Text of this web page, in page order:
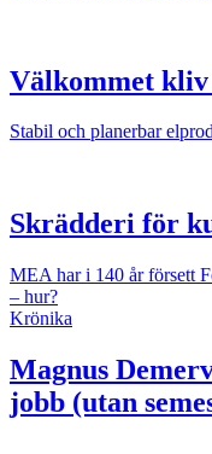
Välkommet
Stabil och planerbar
Skrädderi för
MEA har i 140 år försett
– hur?
Krönika
Magnus
jobb (utan